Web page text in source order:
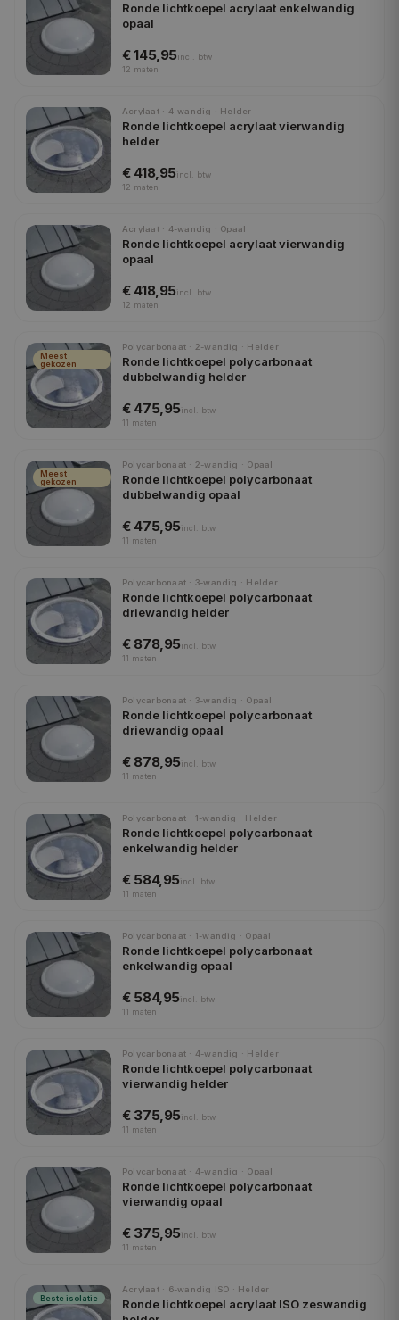
Ronde lichtkoepel acrylaat enkelwandig
opaal
€ 145,95incl.
btw
12 maten
Acrylaat · 4-wandig · Helder
Ronde lichtkoepel acrylaat vierwandig
helder
€ 418,95incl.
btw
12 maten
Acrylaat · 4-wandig · Opaal
Ronde lichtkoepel acrylaat vierwandig
opaal
€ 418,95incl.
btw
12 maten
Meest
gekozen
Polycarbonaat · 2-wandig · Helder
Ronde lichtkoepel polycarbonaat
dubbelwandig helder
€ 475,95incl.
btw
11 maten
Meest
gekozen
Polycarbonaat · 2-wandig · Opaal
Ronde lichtkoepel polycarbonaat
dubbelwandig opaal
€ 475,95incl.
btw
11 maten
Polycarbonaat · 3-wandig · Helder
Ronde lichtkoepel polycarbonaat
driewandig helder
€ 878,95incl.
btw
11 maten
Polycarbonaat · 3-wandig · Opaal
Ronde lichtkoepel polycarbonaat
driewandig opaal
€ 878,95incl.
btw
11 maten
Polycarbonaat · 1-wandig · Helder
Ronde lichtkoepel polycarbonaat
enkelwandig helder
€ 584,95incl.
btw
11 maten
Polycarbonaat · 1-wandig · Opaal
Ronde lichtkoepel polycarbonaat
enkelwandig opaal
€ 584,95incl.
btw
11 maten
Polycarbonaat · 4-wandig · Helder
Ronde lichtkoepel polycarbonaat
vierwandig helder
€ 375,95incl.
btw
11 maten
Polycarbonaat · 4-wandig · Opaal
Ronde lichtkoepel polycarbonaat
vierwandig opaal
€ 375,95incl.
btw
11 maten
Beste isolatie
Acrylaat · 6-wandig ISO · Helder
Ronde lichtkoepel acrylaat ISO zeswandig